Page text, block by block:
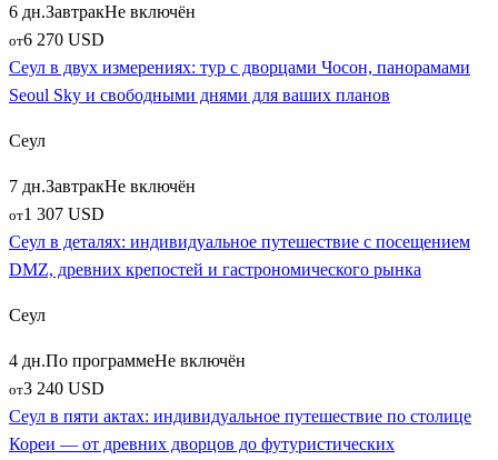
6 дн.ЗавтракНе включён
от6 270 USD
Сеул в двух измерениях: тур с дворцами Чосон, панорамами
Seoul Sky и свободными днями для ваших планов
Сеул
7 дн.ЗавтракНе включён
от1 307 USD
Сеул в деталях: индивидуальное путешествие с посещением
DMZ, древних крепостей и гастрономического рынка
Сеул
4 дн.По программеНе включён
от3 240 USD
Сеул в пяти актах: индивидуальное путешествие по столице
Кореи — от древних дворцов до футуристических